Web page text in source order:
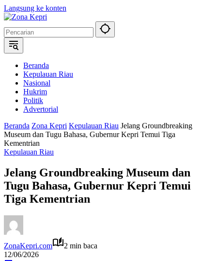
Langsung ke konten
Beranda
Kepulauan Riau
Nasional
Hukrim
Politik
Advertorial
Beranda Zona Kepri Kepulauan Riau Jelang Groundbreaking
Museum dan Tugu Bahasa, Gubernur Kepri Temui Tiga
Kementrian
Kepulauan Riau
Jelang Groundbreaking Museum dan
Tugu Bahasa, Gubernur Kepri Temui
Tiga Kementrian
ZonaKepri.com
2 min baca
12/06/2026